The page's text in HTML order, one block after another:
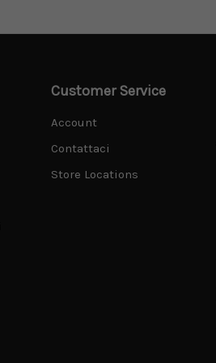
Customer Service
Account
Contattaci
Store Locations